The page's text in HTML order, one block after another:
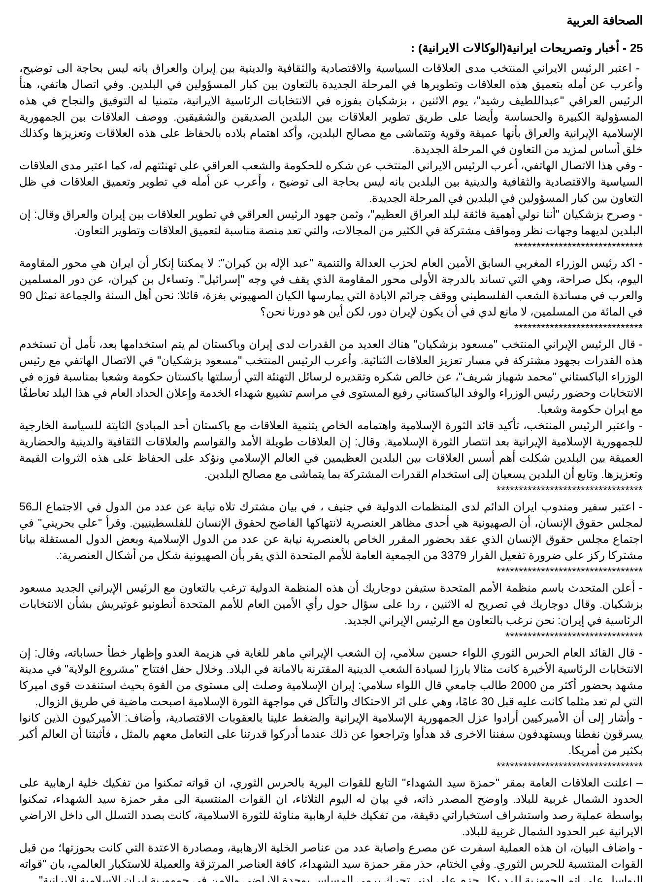
الصحافة العربية
25 - أخبار وتصريحات ايرانية(الوكالات الايرانية) :
- اعتبر الرئيس الايراني المنتخب مدى العلاقات السياسية والاقتصادية والثقافية والدينية بين إيران والعراق بانه ليس بحاجة الى توضيح،
وأعرب عن أمله بتعميق هذه العلاقات وتطويرها في المرحلة الجديدة بالتعاون بين كبار المسؤولين في البلدين. وفي اتصال هاتفي، هنأ
الرئيس العراقي "عبداللطيف رشيد"، يوم الاثنين ، بزشكيان بفوزه في الانتخابات الرئاسية الايرانية، متمنيا له التوفيق والنجاح في هذه
المسؤولية الكبيرة والحساسة وأيضا على طريق تطوير العلاقات بين البلدين الصديقين والشقيقين. ووصف العلاقات بين الجمهورية
الإسلامية الإيرانية والعراق بأنها عميقة وقوية وتتماشى مع مصالح البلدين، وأكد اهتمام بلاده بالحفاظ على هذه العلاقات وتعزيزها وكذلك
خلق أساس لمزيد من التعاون في المرحلة الجديدة.
- وفي هذا الاتصال الهاتفي، أعرب الرئيس الايراني المنتخب عن شكره للحكومة والشعب العراقي على تهنئتهم له، كما اعتبر مدى العلاقات
السياسية والاقتصادية والثقافية والدينية بين البلدين بانه ليس بحاجة الى توضيح ، وأعرب عن أمله في تطوير وتعميق العلاقات في ظل
التعاون بين كبار المسؤولين في البلدين في المرحلة الجديدة.
- وصرح بزشكيان "أننا نولي أهمية فائقة لبلد العراق العظيم"، وثمن جهود الرئيس العراقي في تطوير العلاقات بين إيران والعراق وقال: إن
البلدين لديهما وجهات نظر ومواقف مشتركة في الكثير من المجالات، والتي تعد منصة مناسبة لتعميق العلاقات وتطوير التعاون.
*****************************
- اكد رئيس الوزراء المغربي السابق الأمين العام لحزب العدالة والتنمية "عبد الإله بن كيران": لا يمكننا إنكار أن ايران هي محور المقاومة
اليوم، بكل صراحة، وهي التي تساند بالدرجة الأولى محور المقاومة الذي يقف في وجه "إسرائيل". وتساءل بن كيران، عن دور المسلمين
والعرب في مساندة الشعب الفلسطيني ووقف جرائم الابادة التي يمارسها الكيان الصهيوني بغزة، قائلا: نحن أهل السنة والجماعة نمثل 90
في المائة من المسلمين، لا مانع لدي في أن يكون لإيران دور، لكن أين هو دورنا نحن؟
*****************************
- قال الرئيس الإيراني المنتخب "مسعود بزشكيان" هناك العديد من القدرات لدى إيران وباكستان لم يتم استخدامها بعد، نأمل أن تستخدم
هذه القدرات بجهود مشتركة في مسار تعزیز العلاقات الثنائية. وأعرب الرئیس المنتخب "مسعود بزشكيان" في الاتصال الهاتفي مع رئيس
الوزراء الباكستاني "محمد شهباز شريف"، عن خالص شكره وتقديره لرسائل التهنئة التي أرسلتها باکستان حكومة وشعبا بمناسبة فوزه في
الانتخابات وحضور رئيس الوزراء والوفد الباكستاني رفيع المستوى في مراسم تشييع شهداء الخدمة وإعلان الحداد العام في هذا البلد تعاطفًا
مع ایران حكومة وشعبا.
- واعتبر الرئيس المنتخب، تأكيد قائد الثورة الإسلامیة واهتمامه الخاص بتنمية العلاقات مع باكستان أحد المبادئ الثابتة للسياسة الخارجية
للجمهورية الإسلامية الإيرانية بعد انتصار الثورة الإسلامية. وقال: إن العلاقات طويلة الأمد والقواسم والعلاقات الثقافية والدينية والحضارية
العميقة بين البلدين شكلت أهم أسس العلاقات بين البلدين العظيمين في العالم الإسلامي ونؤكد على الحفاظ على هذه الثروات القيمة
وتعزيزها. وتابع أن البلدين يسعيان إلى استخدام القدرات المشتركة بما يتماشى مع مصالح البلدين.
*********************************
- اعتبر سفير ومندوب ايران الدائم لدى المنظمات الدولية في جنيف ، في بيان مشترك تلاه نيابة عن عدد من الدول في الاجتماع الـ56
لمجلس حقوق الإنسان، أن الصهيونية هي أحدى مظاهر العنصرية لانتهاكها الفاضح لحقوق الإنسان للفلسطينيين. وقرأ "علي بحریني" في
اجتماع مجلس حقوق الإنسان الذي عقد بحضور المقرر الخاص بالعنصرية نيابة عن عدد من الدول الإسلامية وبعض الدول المستقلة بيانا
مشتركا ركز على ضرورة تفعيل القرار 3379 من الجمعية العامة للأمم المتحدة الذي يقر بأن الصهيونية شكل من أشكال العنصرية:.
*********************************
- أعلن المتحدث باسم منظمة الأمم المتحدة ستيفن دوجاريك أن هذه المنظمة الدولية ترغب بالتعاون مع الرئيس الإيراني الجديد مسعود
بزشكيان. وقال دوجاريك في تصريح له الاثنين ، ردا على سؤال حول رأي الأمين العام للأمم المتحدة أنطونيو غوتيريش بشأن الانتخابات
الرئاسية في إيران: نحن نرغب بالتعاون مع الرئيس الإيراني الجديد.
*******************************
- قال القائد العام الحرس الثوري اللواء حسين سلامي، إن الشعب الإيراني ماهر للغاية في هزيمة العدو وإظهار خطأ حساباته، وقال: إن
الانتخابات الرئاسية الأخيرة كانت مثالا بارزا لسيادة الشعب الدينية المقترنة بالامانة في البلاد. وخلال حفل افتتاح "مشروع الولاية" في مدينة
مشهد بحضور أكثر من 2000 طالب جامعي قال اللواء سلامي: إيران الإسلامية وصلت إلى مستوى من القوة بحيث استنفدت قوى اميركا
التي لم تعد مثلما كانت عليه قبل 30 عامًا، وهي على اثر الاحتكاك والتآكل في مواجهة الثورة الإسلامية اصبحت ماضية في طريق الزوال.
- وأشار إلى أن الأميركيين أرادوا عزل الجمهورية الإسلامية الإيرانية والضغط علينا بالعقوبات الاقتصادية، وأضاف: الأميركيون الذين كانوا
يسرقون نفطنا ويستهدفون سفننا الاخرى قد هدأوا وتراجعوا عن ذلك عندما أدركوا قدرتنا على التعامل معهم بالمثل ، فأثبتنا أن العالم أكبر
بكثير من أمريكا.
*********************************
– اعلنت العلاقات العامة بمقر "حمزة سيد الشهداء" التابع للقوات البرية بالحرس الثوري، ان قواته تمكنوا من تفكيك خلية ارهابية على
الحدود الشمال غربية للبلاد. واوضح المصدر ذاته، في بيان له اليوم الثلاثاء، ان القوات المنتسبة الى مقر حمزة سيد الشهداء، تمكنوا
بواسطة عملية رصد واستشراف استخباراتي دقيقة، من تفكيك خلية ارهابية مناوئة للثورة الاسلامية، كانت بصدد التسلل الى داخل الاراضي
الايرانية عبر الحدود الشمال غربية للبلاد.
- واضاف البيان، ان هذه العملية اسفرت عن مصرع واصابة عدد من عناصر الخلية الارهابية، ومصادرة الاعتدة التي كانت بحوزتها؛ من قبل
القوات المنتسبة للحرس الثوري. وفي الختام، حذر مقر حمزة سيد الشهداء، كافة العناصر المرتزقة والعميلة للاستكبار العالمي، بان "قواته